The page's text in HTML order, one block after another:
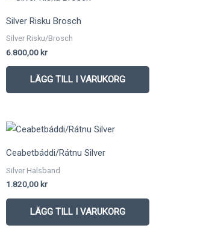
Silver Risku Brosch
Silver Risku/Brosch
6.800,00 kr
LÄGG TILL I VARUKORG
Ceabetbáddi/Rátnu Silver
Silver Halsband
1.820,00 kr
LÄGG TILL I VARUKORG